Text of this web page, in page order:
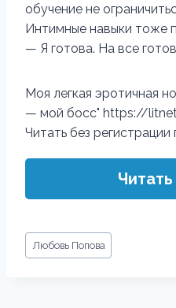
обучение не
Интимные навыки тоже
— Я готова. На все
Моя легкая эротичная
— мой босс" https://
Читать без регистрации
Метки
записи:
Любовь Попова